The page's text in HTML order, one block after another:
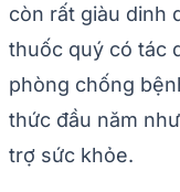
còn rất giàu dinh
thuốc quý có tác
phòng chống
thức đầu năm
trợ sức khỏe.